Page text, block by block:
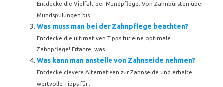
Entdecke die Vielfalt der Mundpflege: Von Zahnbürsten über
Mundspülungen bis...
Was muss man bei der Zahnpflege beachten?
Entdecke die ultimativen Tipps für eine optimale
Zahnpflege! Erfahre, was...
Was kann man anstelle von Zahnseide nehmen?
Entdecke clevere Alternativen zur Zahnseide und erhalte
wertvolle Tipps für...